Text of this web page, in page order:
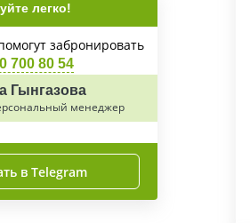
легко!
забронировать
700 80 54
Гынгазова
менеджер
в Telegram